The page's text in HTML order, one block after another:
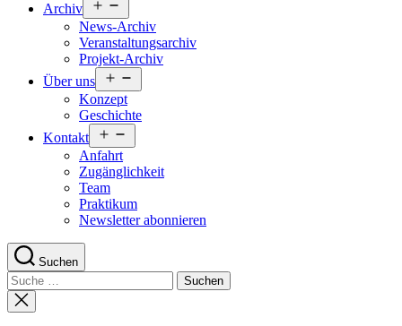
Archiv
öffnen
News-Archiv
Veranstaltungsarchiv
Projekt-Archiv
Über uns
öffnen
Konzept
Geschichte
Kontakt
öffnen
Anfahrt
Zugänglichkeit
Team
Praktikum
Newsletter abonnieren
Suchen
Suche
nach:
Suche
schließen